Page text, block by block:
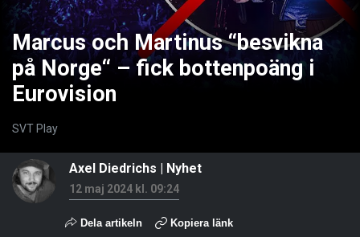
Marcus och Martinus “besvikna
på Norge“ – fick bottenpoäng i
Eurovision
SVT Play
Axel Diedrichs | Nyhet
12 maj 2024 kl. 09:24
Dela artikeln Kopiera länk